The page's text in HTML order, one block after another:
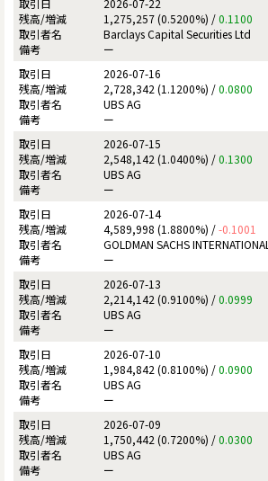
1,275,257 (0.5200%) /0.1100
Barclays Capital Securities Ltd
ー
2026-07-16
2,728,342 (1.1200%) /0.0800
UBS AG
ー
2026-07-15
2,548,142 (1.0400%) /0.1300
UBS AG
ー
2026-07-14
4,589,998 (1.8800%) /-0.1001
GOLDMAN SACHS INTERNATIONAL
ー
2026-07-13
2,214,142 (0.9100%) /0.0999
UBS AG
ー
2026-07-10
1,984,842 (0.8100%) /0.0900
UBS AG
ー
2026-07-09
1,750,442 (0.7200%) /0.0300
UBS AG
ー